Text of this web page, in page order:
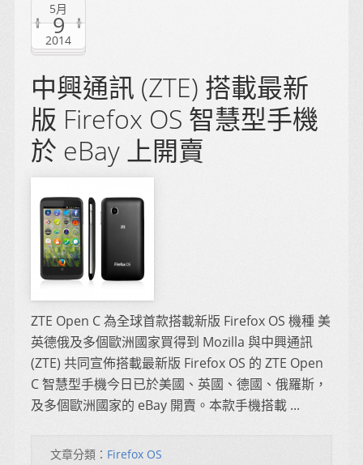
5月
9
2014
中興通訊 (ZTE) 搭載最新
版 Firefox OS 智慧型手機
於 eBay 上開賣
ZTE Open C 為全球首款搭載新版 Firefox OS 機種 美
英德俄及多個歐洲國家買得到 Mozilla 與中興通訊
(ZTE) 共同宣佈搭載最新版 Firefox OS 的 ZTE Open
C 智慧型手機今日已於美國、英國、德國、俄羅斯，
及多個歐洲國家的 eBay 開賣。本款手機搭載 ...
文章分類： Firefox OS